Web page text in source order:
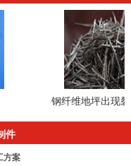
钢纤维地坪出现裂缝
件
方案